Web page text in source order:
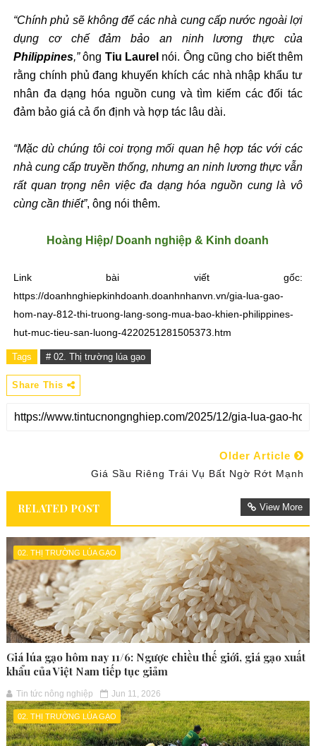
“Chính phủ sẽ không để các nhà cung cấp nước ngoài lợi
dụng cơ chế đảm bảo an ninh lương thực của
Philippines,”ông Tiu Laurel nói. Ông cũng cho biết thêm
rằng chính phủ đang khuyến khích các nhà nhập khẩu tư
nhân đa dạng hóa nguồn cung và tìm kiếm các đối tác
đảm bảo giá cả ổn định và hợp tác lâu dài.
“Mặc dù chúng tôi coi trọng mối quan hệ hợp tác với các
nhà cung cấp truyền thống, nhưng an ninh lương thực vẫn
rất quan trọng nên việc đa dạng hóa nguồn cung là vô
cùng cần thiết”, ông nói thêm.
Hoàng Hiệp/ Doanh nghiệp & Kinh doanh
Link bài viết gốc:
https://doanhnghiepkinhdoanh.doanhnhanvn.vn/gia-lua-gao-
hom-nay-812-thi-truong-lang-song-mua-bao-khien-philippines-
hut-muc-tieu-san-luong-4220251281505373.htm
Tags # 02. Thị trường lúa gạo
Share This
Older Article
Giá Sầu Riêng Trái Vụ Bất Ngờ Rớt Mạnh
RELATED POST View More
02. THỊ TRƯỜNG LÚA GẠO
Giá lúa gạo hôm nay 11/6: Ngược chiều thế giới, giá gạo xuất
khẩu của Việt Nam tiếp tục giảm
Tin tức nông nghiệp Jun 11, 2026
02. THỊ TRƯỜNG LÚA GẠO